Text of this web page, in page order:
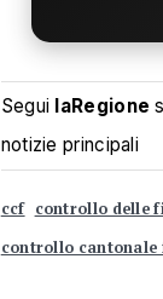
Segui laRegione
notizie principali
ccf controllo delle
controllo cantonale